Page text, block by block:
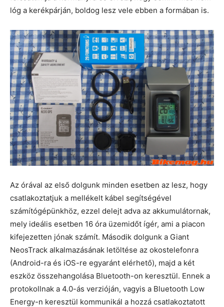
lóg a kerékpárján, boldog lesz vele ebben a formában is.
Az órával az első dolgunk minden esetben az lesz, hogy
csatlakoztatjuk a mellékelt kábel segítségével
számítógépünkhöz, ezzel delejt adva az akkumulátornak,
mely ideális esetben 16 óra üzemidőt ígér, ami a piacon
kifejezetten jónak számít. Második dolgunk a Giant
NeosTrack alkalmazásának letöltése az okostelefonra
(Android-ra és iOS-re egyaránt elérhető), majd a két
eszköz összehangolása Bluetooth-on keresztül. Ennek a
protokollnak a 4.0-ás verzióján, vagyis a Bluetooth Low
Energy-n keresztül kommunikál a hozzá csatlakoztatott